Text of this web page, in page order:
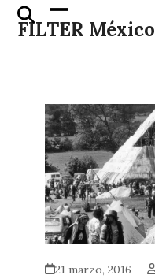
Skip
FILTER México
Open
mobile
Close
mobile
21 marzo, 2016